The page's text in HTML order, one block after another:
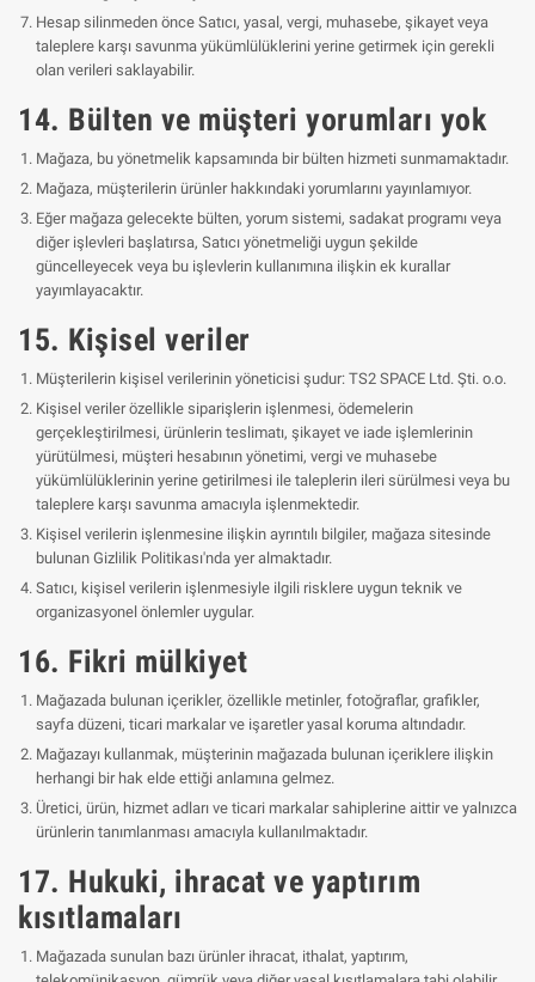
Hesap silinmeden önce Satıcı, yasal, vergi, muhasebe, şikayet veya
taleplere karşı savunma yükümlülüklerini yerine getirmek için gerekli
olan verileri saklayabilir.
14. Bülten ve müşteri yorumları yok
Mağaza, bu yönetmelik kapsamında bir bülten hizmeti sunmamaktadır.
Mağaza, müşterilerin ürünler hakkındaki yorumlarını yayınlamıyor.
Eğer mağaza gelecekte bülten, yorum sistemi, sadakat programı veya
diğer işlevleri başlatırsa, Satıcı yönetmeliği uygun şekilde
güncelleyecek veya bu işlevlerin kullanımına ilişkin ek kurallar
yayımlayacaktır.
15. Kişisel veriler
Müşterilerin kişisel verilerinin yöneticisi şudur: TS2 SPACE Ltd. Şti. o.o.
Kişisel veriler özellikle siparişlerin işlenmesi, ödemelerin
gerçekleştirilmesi, ürünlerin teslimatı, şikayet ve iade işlemlerinin
yürütülmesi, müşteri hesabının yönetimi, vergi ve muhasebe
yükümlülüklerinin yerine getirilmesi ile taleplerin ileri sürülmesi veya bu
taleplere karşı savunma amacıyla işlenmektedir.
Kişisel verilerin işlenmesine ilişkin ayrıntılı bilgiler, mağaza sitesinde
bulunan Gizlilik Politikası'nda yer almaktadır.
Satıcı, kişisel verilerin işlenmesiyle ilgili risklere uygun teknik ve
organizasyonel önlemler uygular.
16. Fikri mülkiyet
Mağazada bulunan içerikler, özellikle metinler, fotoğraflar, grafikler,
sayfa düzeni, ticari markalar ve işaretler yasal koruma altındadır.
Mağazayı kullanmak, müşterinin mağazada bulunan içeriklere ilişkin
herhangi bir hak elde ettiği anlamına gelmez.
Üretici, ürün, hizmet adları ve ticari markalar sahiplerine aittir ve yalnızca
ürünlerin tanımlanması amacıyla kullanılmaktadır.
17. Hukuki, ihracat ve yaptırım
kısıtlamaları
Mağazada sunulan bazı ürünler ihracat, ithalat, yaptırım,